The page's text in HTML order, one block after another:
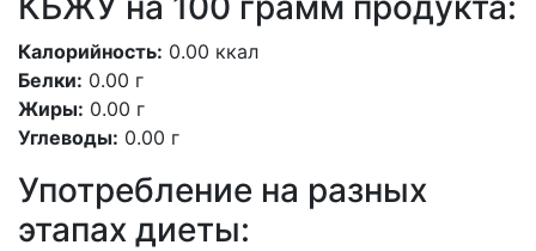
Калорийность: 0.00 ккал
Белки: 0.00 г
Жиры: 0.00 г
Углеводы: 0.00 г
Употребление на разных
этапах диеты: